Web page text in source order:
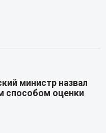
министр назвал
способом оценки